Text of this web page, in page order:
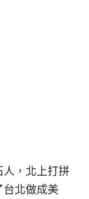
人，北上打拼
台北做成美